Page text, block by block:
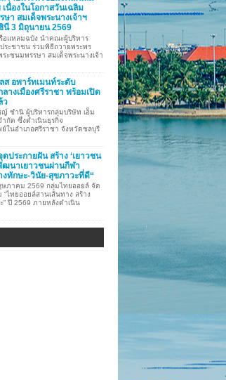
เนื่องในโอกาสวันเฉลิม
ษา สมเด็จพระนางเจ้าฯ
นี 3 มิถุนายน 2569
อแหลมฉบัง นำคณะผู้บริหาร
ระชาชน ร่วมพิธีถวายพระพร
ะชนมพรรษา สมเด็จพระนางเจ้า
ส อพาร์ทเมนท์ระดับ
างเมืองศรีราชา พร้อมเปิด
ว
ชำนิ ผู้บริหารกลุ่มบริษัท เอ็ม
กัด ซึ่งดำเนินธุรกิจ
ในอำเภอศรีราชา จังหวัดชลบุรี
ประกายฝัน สร้าง ‘เยาวชน
ฒนาเยาวชนผ่านกีฬา
ทักษะ-วินัย-สุขภาวะที่ดี“
ภาคม 2569 กลุ่มไทยออยล์ จัด
“ไทยออยล์สานเส้นทาง สร้าง
” ปี 2569 ภายหลังดำเนิน